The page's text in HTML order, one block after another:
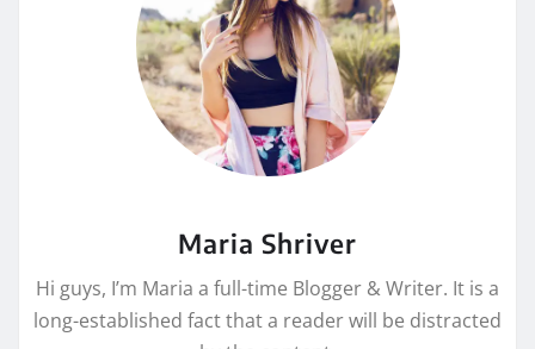
Maria Shriver
Hi guys, I’m Maria a full-time Blogger & Writer. It is a
long-established fact that a reader will be distracted